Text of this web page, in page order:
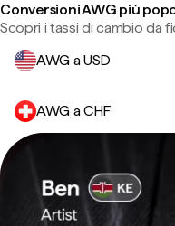
Conversioni AWG più
Scopri i tassi di cambio da
AWG a USD
AWG a CHF